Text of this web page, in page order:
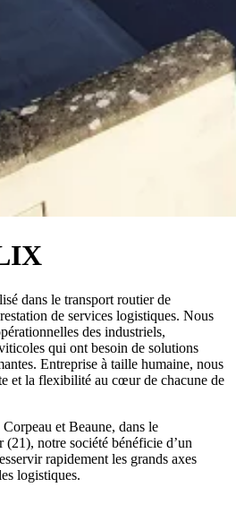
dans le transport routier de
de services logistiques. Nous
des industriels,
qui ont besoin de solutions
Entreprise à taille humaine, nous
et la flexibilité au cœur de chacune de
et Beaune, dans le
(21), notre société bénéficie d’un
rapidement les grands axes
logistiques.